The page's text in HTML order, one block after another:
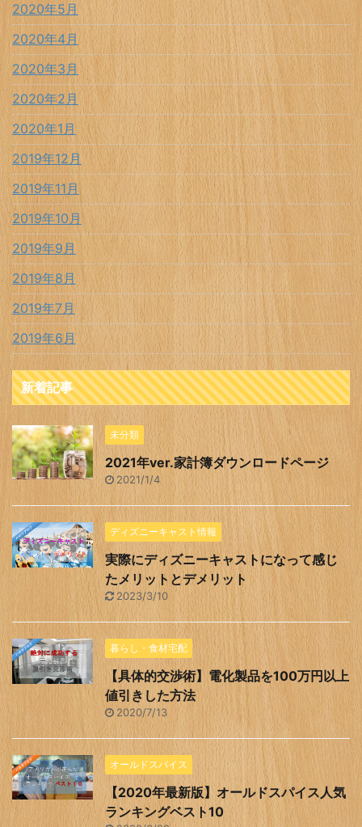
2020年5月
2020年4月
2020年3月
2020年2月
2020年1月
2019年12月
2019年11月
2019年10月
2019年9月
2019年8月
2019年7月
2019年6月
新着記事
未分類
2021年ver.家計簿ダウンロードページ
2021/1/4
ディズニーキャスト情報
実際にディズニーキャストになって感じ
たメリットとデメリット
2023/3/10
暮らし・食材宅配
【具体的交渉術】電化製品を100万円以上
値引きした方法
2020/7/13
オールドスパイス
【2020年最新版】オールドスパイス人気
ランキングベスト10